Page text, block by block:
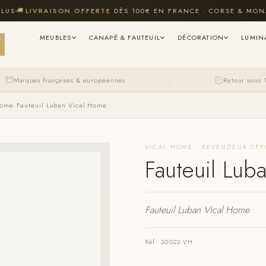
LIVRAISON OFFERTEDÈS 100€ EN FRANCE · CORSE & MONACO
MEUBLES CANAPÉ & FAUTEUIL DÉCORATION
Marques françaises & européennes Retour sous
Fauteuil Luban Vical Home
VICAL HOME · REVENDEUR
Fauteuil
Fauteuil Luban Vical Home
Réf. 30022-VH